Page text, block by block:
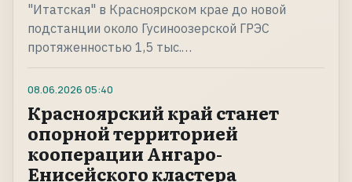
"Итатская" в Красноярском крае до новой
подстанции около Гусиноозерской ГРЭС
протяженностью 1,5 тыс.…
08.06.2026 05:40
Красноярский край станет
опорной территорией
кооперации Ангаро-
Енисейского кластера